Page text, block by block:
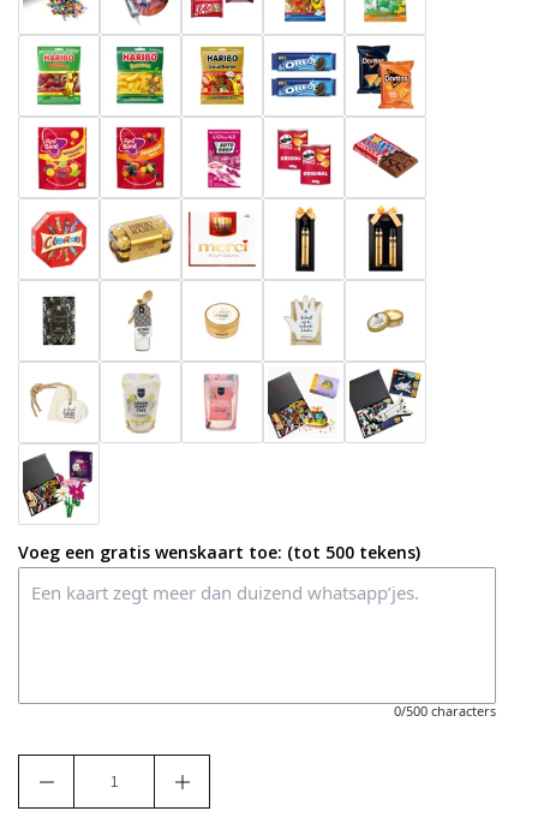
Voeg een gratis wenskaart toe: (tot 500 tekens)
0/500 characters